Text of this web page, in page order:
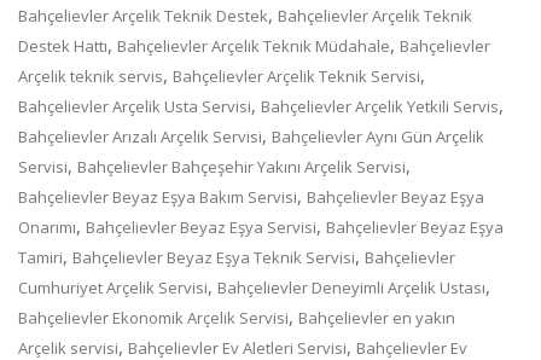
Bahçelievler Arçelik Teknik Destek, Bahçelievler Arçelik Teknik
Destek Hattı, Bahçelievler Arçelik Teknik Müdahale, Bahçelievler
Arçelik teknik servis, Bahçelievler Arçelik Teknik Servisi,
Bahçelievler Arçelik Usta Servisi, Bahçelievler Arçelik Yetkili Servis,
Bahçelievler Arızalı Arçelik Servisi, Bahçelievler Aynı Gün Arçelik
Servisi, Bahçelievler Bahçeşehir Yakını Arçelik Servisi,
Bahçelievler Beyaz Eşya Bakım Servisi, Bahçelievler Beyaz Eşya
Onarımı, Bahçelievler Beyaz Eşya Servisi, Bahçelievler Beyaz Eşya
Tamiri, Bahçelievler Beyaz Eşya Teknik Servisi, Bahçelievler
Cumhuriyet Arçelik Servisi, Bahçelievler Deneyimli Arçelik Ustası,
Bahçelievler Ekonomik Arçelik Servisi, Bahçelievler en yakın
Arçelik servisi, Bahçelievler Ev Aletleri Servisi, Bahçelievler Ev